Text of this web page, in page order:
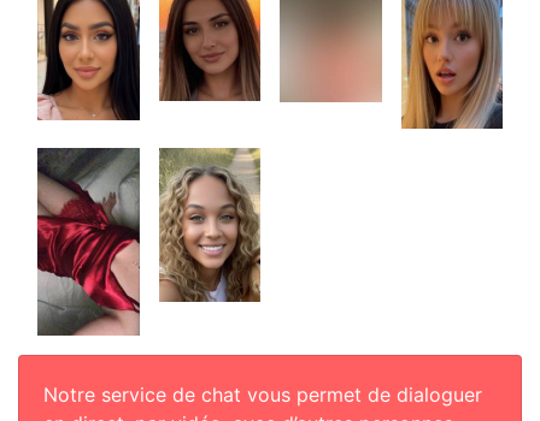
Notre service de chat vous permet de dialoguer